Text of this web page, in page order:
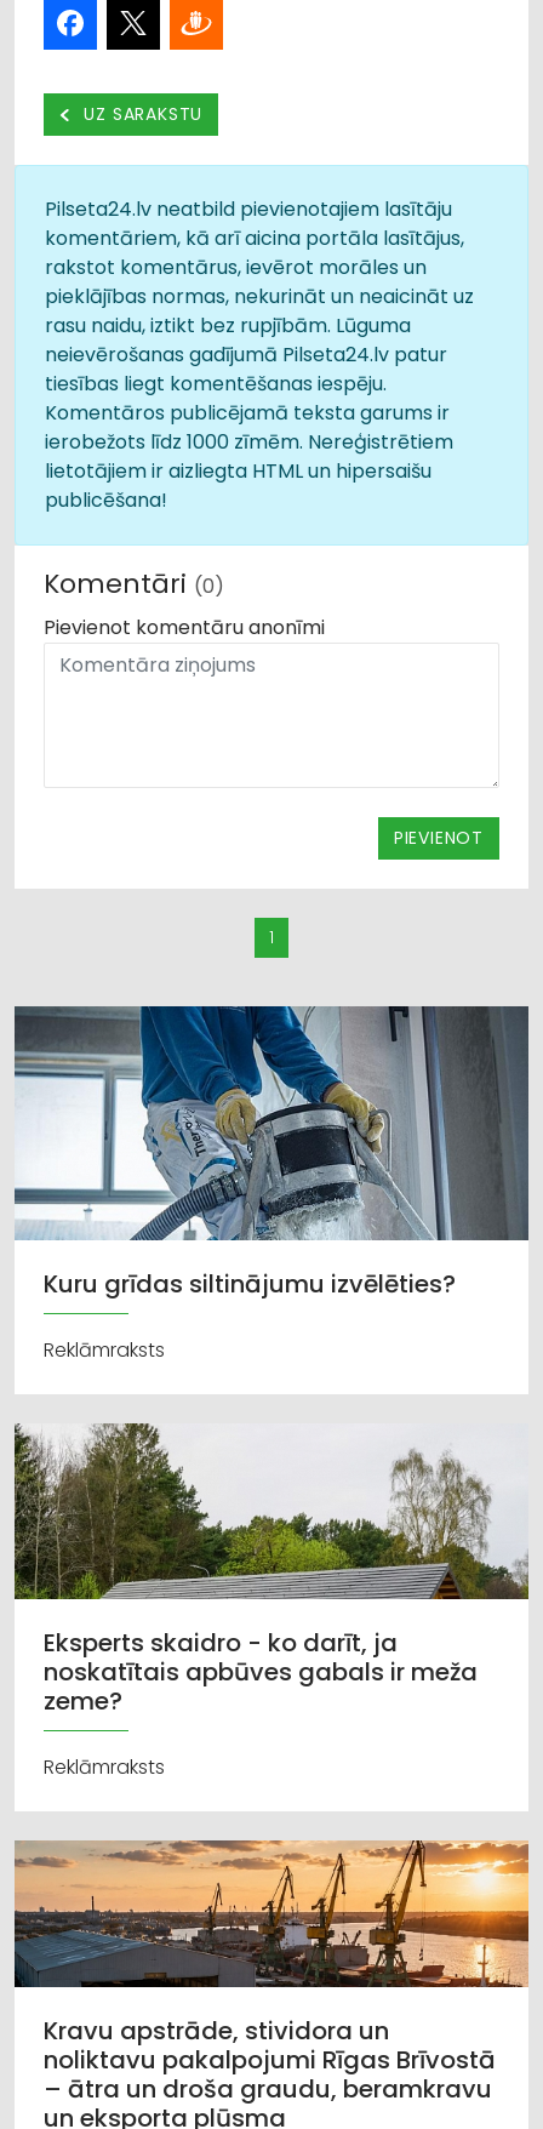
UZ SARAKSTU
Pilseta24.lv neatbild pievienotajiem lasītāju
komentāriem, kā arī aicina portāla lasītājus,
rakstot komentārus, ievērot morāles un
pieklājības normas, nekurināt un neaicināt uz
rasu naidu, iztikt bez rupjībām. Lūguma
neievērošanas gadījumā Pilseta24.lv patur
tiesības liegt komentēšanas iespēju.
Komentāros publicējamā teksta garums ir
ierobežots līdz 1000 zīmēm. Nereģistrētiem
lietotājiem ir aizliegta HTML un hipersaišu
publicēšana!
Komentāri (0)
Pievienot komentāru anonīmi
PIEVIENOT
1
Kuru grīdas siltinājumu izvēlēties?
Reklāmraksts
Eksperts skaidro - ko darīt, ja
noskatītais apbūves gabals ir meža
zeme?
Reklāmraksts
Kravu apstrāde, stividora un
noliktavu pakalpojumi Rīgas Brīvostā
– ātra un droša graudu, beramkravu
un eksporta plūsma